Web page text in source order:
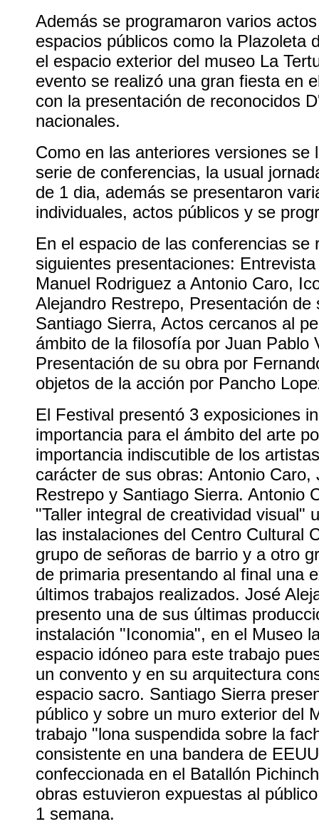
Además se programaron varios
espacios públicos como la Plazoleta
el espacio exterior del museo La
evento se realizó una gran fiesta en
con la presentación de reconocidos
nacionales.
Como en las anteriores versiones se
serie de conferencias, la usual
de 1 dia, además se presentaron
individuales, actos públicos y se
En el espacio de las conferencias se
siguientes presentaciones:
Manuel Rodriguez a Antonio Caro,
Alejandro Restrepo, Presentación de
Santiago Sierra, Actos cercanos al
ámbito de la filosofía por Juan Pablo
Presentación de su obra por
objetos de la acción por Pancho
El Festival presentó 3 exposiciones
importancia para el ámbito del arte
importancia indiscutible de los
carácter de sus obras: Antonio Caro,
Restrepo y Santiago Sierra. Antonio
"Taller integral de creatividad visual"
las instalaciones del Centro Cultural
grupo de señoras de barrio y a otro
de primaria presentando al final una
últimos trabajos realizados. José
presento una de sus últimas
instalación "Iconomia", en el Museo
espacio idóneo para este trabajo
un convento y en su arquitectura
espacio sacro. Santiago Sierra
público y sobre un muro exterior del
trabajo "lona suspendida sobre la
consistente en una bandera de
confeccionada en el Batallón
obras estuvieron expuestas al
1 semana.